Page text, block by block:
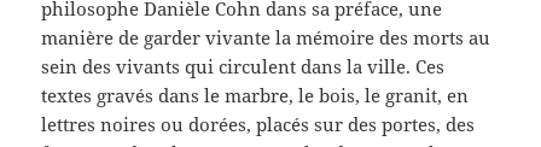
philosophe Danièle Cohn dans sa préface, une
manière de garder vivante la mémoire des morts au
sein des vivants qui circulent dans la ville. Ces
textes gravés dans le marbre, le bois, le granit, en
lettres noires ou dorées, placés sur des portes, des